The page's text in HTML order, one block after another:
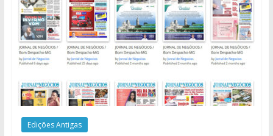
Edições Antigas